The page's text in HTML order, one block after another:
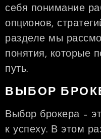
себя понимание
опционов,
разделе мы
понятия, которые
путь.
ВЫБОР
Выбор брокера –
к успеху. В этом